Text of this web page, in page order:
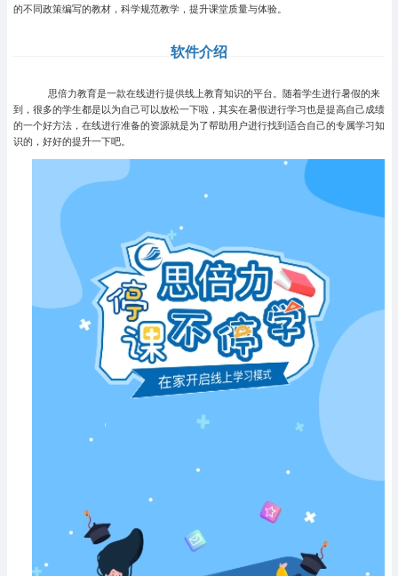
的不同政策编写的教材，科学规范教学，提升课堂质量与体验。
软件介绍
思倍力教育是一款在线进行提供线上教育知识的平台。随着学生进行暑假的来
到，很多的学生都是以为自己可以放松一下啦，其实在暑假进行学习也是提高自己成绩
的一个好方法，在线进行准备的资源就是为了帮助用户进行找到适合自己的专属学习知
识的，好好的提升一下吧。